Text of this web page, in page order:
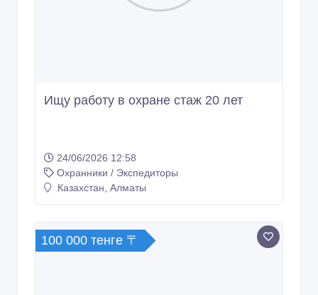
Ищу работу в охране стаж 20 лет
24/06/2026 12:58
Охранники / Экспедиторы
Казахстан, Алматы
100 000 тенге 〒